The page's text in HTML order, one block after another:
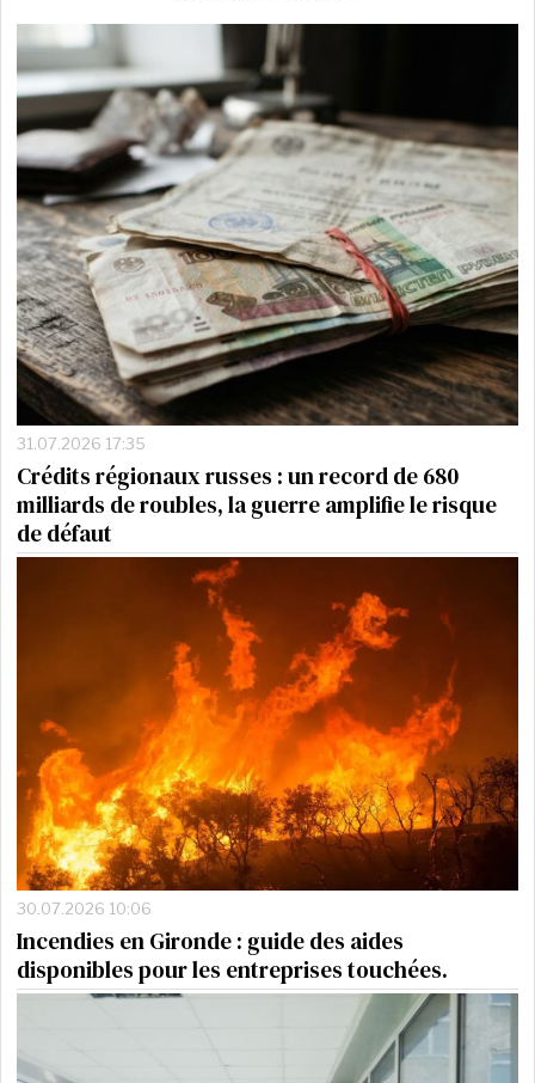
31.07.2026 17:35
Crédits régionaux russes : un record de 680
milliards de roubles, la guerre amplifie le risque
de défaut
30.07.2026 10:06
Incendies en Gironde : guide des aides
disponibles pour les entreprises touchées.